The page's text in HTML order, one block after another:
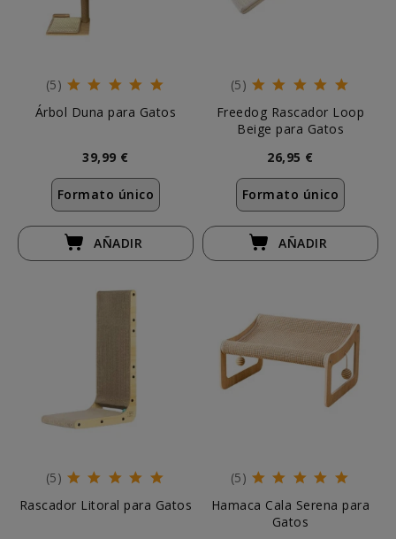
(5)
Árbol Duna para Gatos
39,99 €
Formato único
AÑADIR
(5)
Freedog Rascador Loop
Beige para Gatos
26,95 €
Formato único
AÑADIR
(5)
Rascador Litoral para Gatos
(5)
Hamaca Cala Serena para
Gatos